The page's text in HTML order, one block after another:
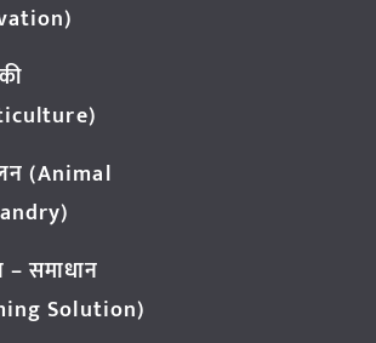
(Animal
– समाधान
Solution)